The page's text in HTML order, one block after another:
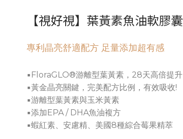
【視好視】葉黃素魚油軟膠囊
專利晶亮舒適配方 足量添加超有感
▪FloraGLO®游離型葉黃素，28天高倍提升
▪黃金晶亮關鍵， 完美配方比例，有效吸收!
▪游離型葉黃素與玉米黃素
▪添加EPA / DHA魚油複方
▪蝦紅素、安慮精、美國8種綜合莓果精萃